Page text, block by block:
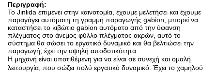
Περιγραφή:
Το Jinlida επιμένει στην καινοτομία, έχουμε μελετήσει και έχουμε
παραγάγει αυτόματη τη γραμμή παραγωγής gabion, μπορεί να
καταστήσει το κιβώτιο gabion αυτόματο από την ύφανση
πλέγματος στο άνεμος φύλλο πλέγματος ακρών, αυτό το
σύστημα θα σώσει το εργατικό δυναμικό και θα βελτιώσει την
παραγωγή, έχει την υψηλή αποδοτικότητα.
Η μηχανή είναι υποτιθέμενη για να είναι σε συνεχή και ομαλή
λειτουργία, που σώζει πολύ εργατικό δυναμικό. Έχει το χαμηλού